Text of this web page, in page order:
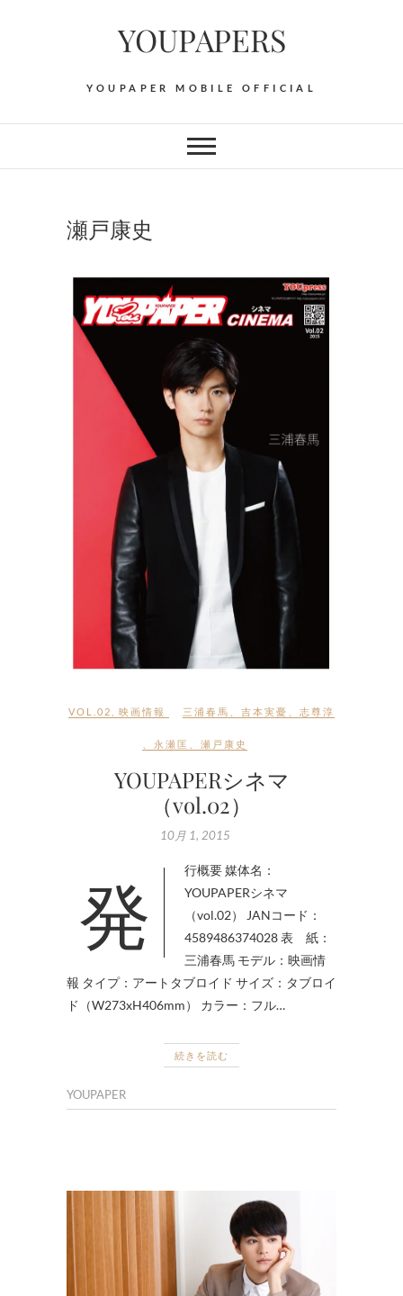
YOUPAPERS
YOUPAPER MOBILE OFFICIAL
瀬戸康史
VOL.02 映画情報 三浦春馬 吉本実憂 志尊淳
永瀬匡 瀬戸康史
YOUPAPERシネマ
（vol.02）
10月 1, 2015
発行概要 媒体名：
YOUPAPERシネマ
（vol.02） JANコード：
4589486374028 表 紙：
三浦春馬 モデル：映画情
報 タイプ：アートタブロイド サイズ：タブロイ
ド（W273xH406mm） カラー：フル…
続きを読む
YOUPAPER